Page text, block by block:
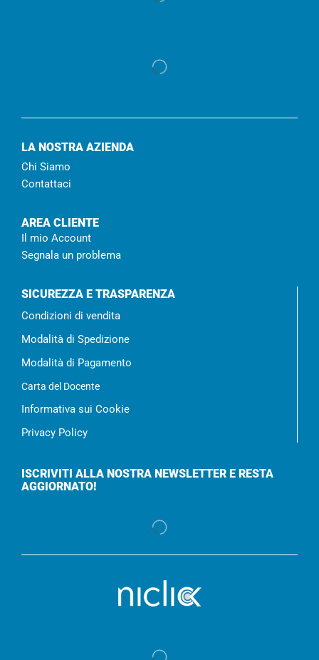
LA NOSTRA AZIENDA
Chi Siamo
Contattaci
AREA CLIENTE
Il mio Account
Segnala un problema
SICUREZZA E TRASPARENZA
Condizioni di vendita
Modalità di Spedizione
Modalità di Pagamento
Carta del Docente
Informativa sui Cookie
Privacy Policy
ISCRIVITI ALLA NOSTRA NEWSLETTER E RESTA
AGGIORNATO!